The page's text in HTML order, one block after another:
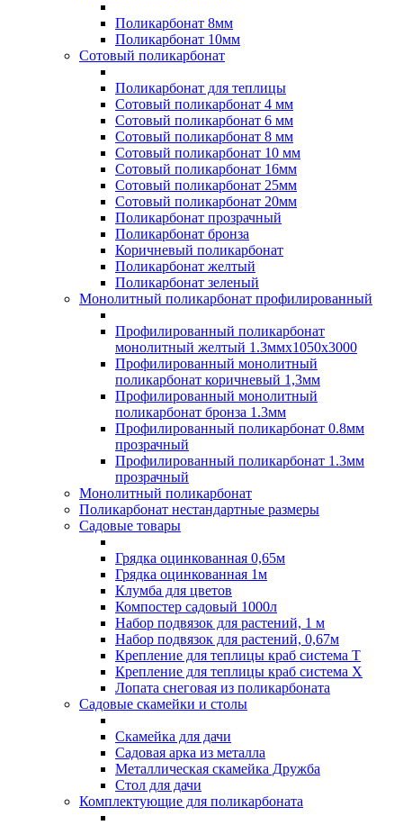
Поликарбонат 8мм
Поликарбонат 10мм
Сотовый поликарбонат
Поликарбонат для теплицы
Сотовый поликарбонат 4 мм
Сотовый поликарбонат 6 мм
Сотовый поликарбонат 8 мм
Сотовый поликарбонат 10 мм
Сотовый поликарбонат 16мм
Сотовый поликарбонат 25мм
Сотовый поликарбонат 20мм
Поликарбонат прозрачный
Поликарбонат бронза
Коричневый поликарбонат
Поликарбонат желтый
Поликарбонат зеленый
Монолитный поликарбонат профилированный
Профилированный поликарбонат
монолитный желтый 1.3ммх1050х3000
Профилированный монолитный
поликарбонат коричневый 1,3мм
Профилированный монолитный
поликарбонат бронза 1.3мм
Профилированный поликарбонат 0.8мм
прозрачный
Профилированный поликарбонат 1.3мм
прозрачный
Монолитный поликарбонат
Поликарбонат нестандартные размеры
Садовые товары
Грядка оцинкованная 0,65м
Грядка оцинкованная 1м
Клумба для цветов
Компостер садовый 1000л
Набор подвязок для растений, 1 м
Набор подвязок для растений, 0,67м
Крепление для теплицы краб система Т
Крепление для теплицы краб система Х
Лопата снеговая из поликарбоната
Садовые скамейки и столы
Скамейка для дачи
Садовая арка из металла
Металлическая скамейка Дружба
Стол для дачи
Комплектующие для поликарбоната